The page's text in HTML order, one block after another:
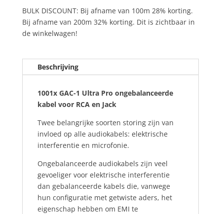
BULK DISCOUNT: Bij afname van 100m 28% korting.
Bij afname van 200m 32% korting. Dit is zichtbaar in
de winkelwagen!
Beschrijving
1001x GAC-1 Ultra Pro ongebalanceerde
kabel voor RCA en Jack
Twee belangrijke soorten storing zijn van
invloed op alle audiokabels: elektrische
interferentie en microfonie.
Ongebalanceerde audiokabels zijn veel
gevoeliger voor elektrische interferentie
dan gebalanceerde kabels die, vanwege
hun configuratie met getwiste aders, het
eigenschap hebben om EMI te